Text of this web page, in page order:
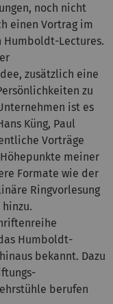
noch nicht
einen Vortrag im
Humboldt-Lectures.
zusätzlich eine
zu
ist es
Küng, Paul
Vorträge
meiner
Formate wie der
Ringvorlesung
Humboldt-
bekannt. Dazu
berufen